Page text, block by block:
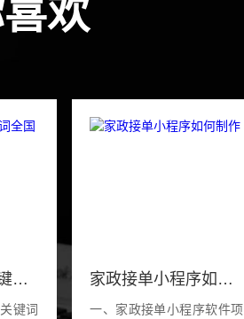
欢
什么是本地区关键词全国性关键词
键词
家政接单小程序如何制作
一、家政接单小程序软件项